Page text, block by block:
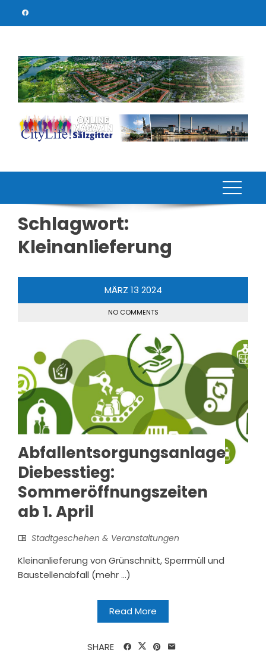
Schlagwort:
Kleinanlieferung
MÄRZ 13 2024
NO COMMENTS
Abfallentsorgungsanlage
Diebesstieg:
Sommeröffnungszeiten
ab 1. April
Stadtgeschehen & Veranstaltungen
Kleinanlieferung von Grünschnitt, Sperrmüll und
Baustellenabfall (mehr …)
Read More
SHARE